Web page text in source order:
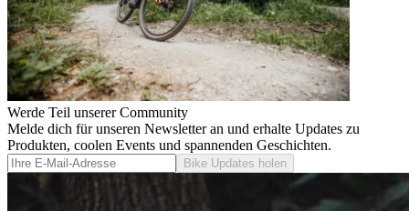
Werde Teil unserer Community
Melde dich für unseren Newsletter an und erhalte Updates zu
Produkten, coolen Events und spannenden Geschichten.
Bike Updates holen